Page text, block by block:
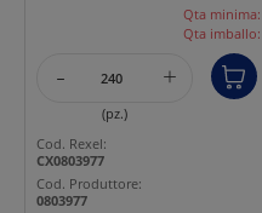
Qta minima:
Qta imballo:
- +
(pz.)
Cod. Rexel:
CX0803977
Cod. Produttore:
0803977